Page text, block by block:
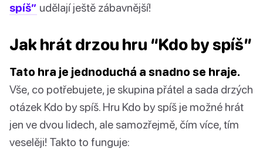
spíš” udělají ještě zábavnější!
Jak hrát drzou hru “Kdo by spíš”
Tato hra je jednoduchá a snadno se hraje.
Vše, co potřebujete, je skupina přátel a sada drzých
otázek Kdo by spíš. Hru Kdo by spíš je možné hrát
jen ve dvou lidech, ale samozřejmě, čím více, tím
veselěji! Takto to funguje: